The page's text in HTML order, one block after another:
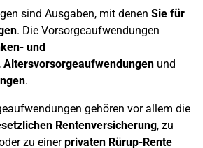
sind Ausgaben, mit denen Sie für
. Die Vorsorgeaufwendungen
und
, Altersvorsorgeaufwendungen und
.
gehören vor allem die
Rentenversicherung, zu
zu einerprivaten Rürup-Rente